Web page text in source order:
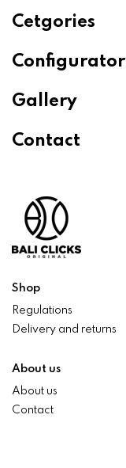
Cetgories
Configurator
Gallery
Contact
Shop
Regulations
Delivery and returns
About us
About us
Contact